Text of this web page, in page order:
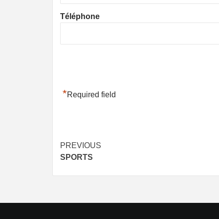
Téléphone
*Required field
Post
navigation
PREVIOUS
SPORTS